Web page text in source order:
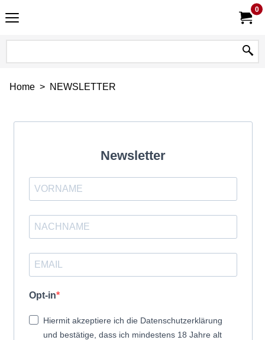
0
Home > NEWSLETTER
Newsletter
Opt-in
Hiermit akzeptiere ich die Datenschutzerklärung
und bestätige, dass ich mindestens 18 Jahre alt